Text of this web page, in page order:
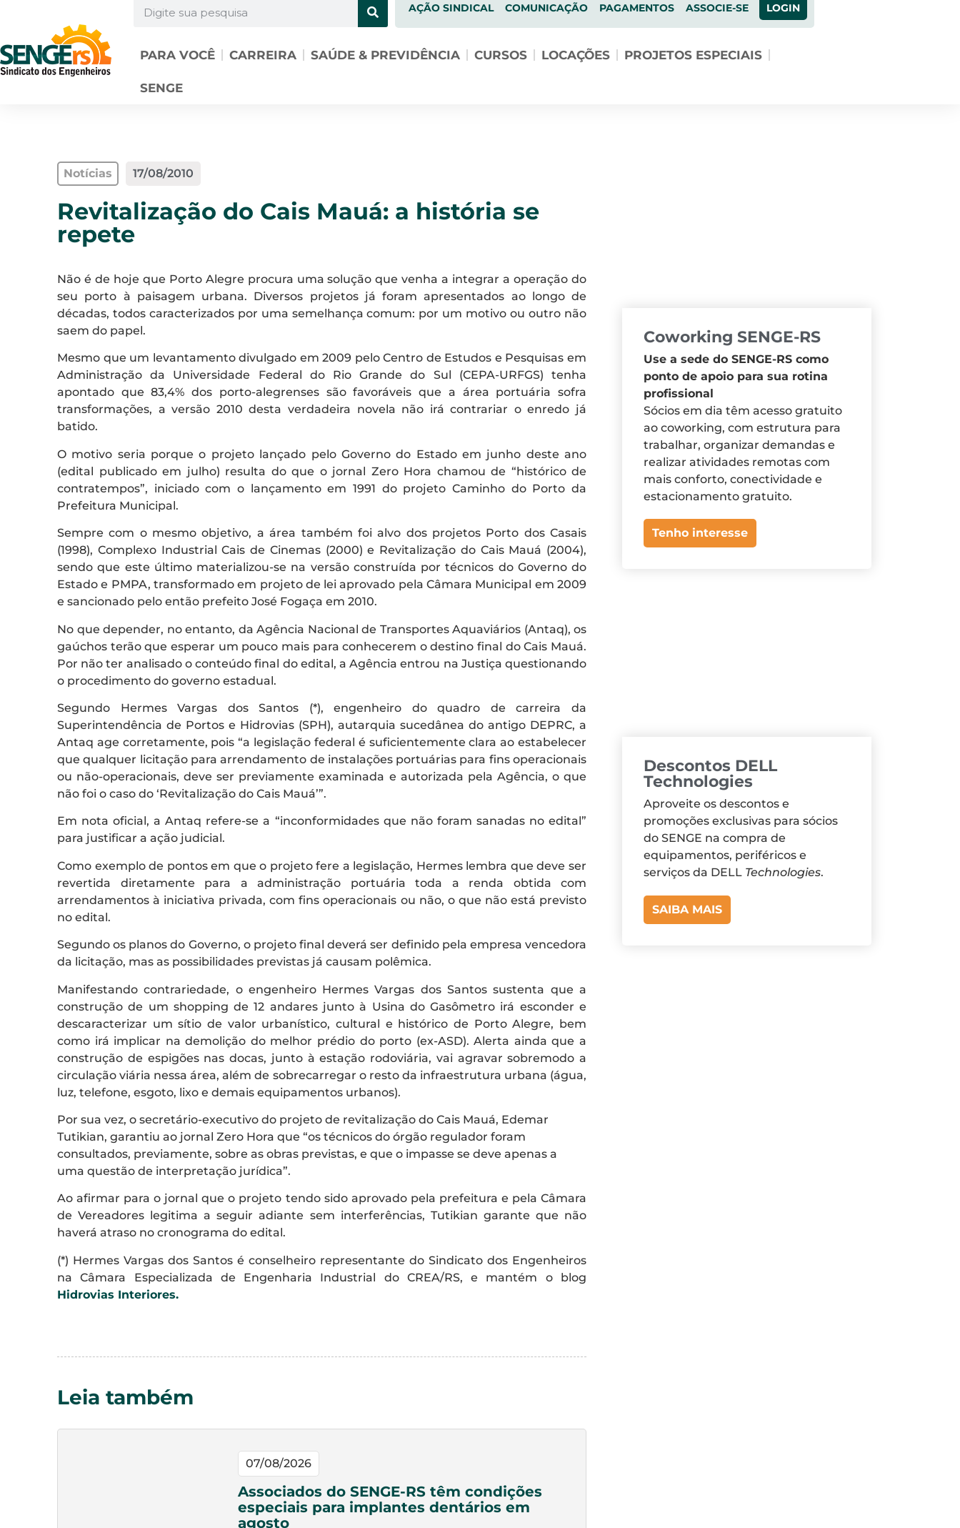
AÇÃO SINDICAL COMUNICAÇÃO PAGAMENTOS ASSOCIE-SE LOGIN
PARA VOCÊ CARREIRA SAÚDE & PREVIDÊNCIA CURSOS LOCAÇÕES PROJETOS ESPECIAIS
SENGE
Notícias 17/08/2010
Revitalização do Cais Mauá: a história se
repete
Não é de hoje que Porto Alegre procura uma solução que venha a integrar a operação do
seu porto à paisagem urbana. Diversos projetos já foram apresentados ao longo de
décadas, todos caracterizados por uma semelhança comum: por um motivo ou outro não
saem do papel.
Mesmo que um levantamento divulgado em 2009 pelo Centro de Estudos e Pesquisas em
Administração da Universidade Federal do Rio Grande do Sul (CEPA-URFGS) tenha
apontado que 83,4% dos porto-alegrenses são favoráveis que a área portuária sofra
transformações, a versão 2010 desta verdadeira novela não irá contrariar o enredo já
batido.
O motivo seria porque o projeto lançado pelo Governo do Estado em junho deste ano
(edital publicado em julho) resulta do que o jornal Zero Hora chamou de “histórico de
contratempos”, iniciado com o lançamento em 1991 do projeto Caminho do Porto da
Prefeitura Municipal.
Sempre com o mesmo objetivo, a área também foi alvo dos projetos Porto dos Casais
(1998), Complexo Industrial Cais de Cinemas (2000) e Revitalização do Cais Mauá (2004),
sendo que este último materializou-se na versão construída por técnicos do Governo do
Estado e PMPA, transformado em projeto de lei aprovado pela Câmara Municipal em 2009
e sancionado pelo então prefeito José Fogaça em 2010.
No que depender, no entanto, da Agência Nacional de Transportes Aquaviários (Antaq), os
gaúchos terão que esperar um pouco mais para conhecerem o destino final do Cais Mauá.
Por não ter analisado o conteúdo final do edital, a Agência entrou na Justiça questionando
o procedimento do governo estadual.
Segundo Hermes Vargas dos Santos (*), engenheiro do quadro de carreira da
Superintendência de Portos e Hidrovias (SPH), autarquia sucedânea do antigo DEPRC, a
Antaq age corretamente, pois “a legislação federal é suficientemente clara ao estabelecer
que qualquer licitação para arrendamento de instalações portuárias para fins operacionais
ou não-operacionais, deve ser previamente examinada e autorizada pela Agência, o que
não foi o caso do ‘Revitalização do Cais Mauá’”.
Em nota oficial, a Antaq refere-se a “inconformidades que não foram sanadas no edital”
para justificar a ação judicial.
Como exemplo de pontos em que o projeto fere a legislação, Hermes lembra que deve ser
revertida diretamente para a administração portuária toda a renda obtida com
arrendamentos à iniciativa privada, com fins operacionais ou não, o que não está previsto
no edital.
Segundo os planos do Governo, o projeto final deverá ser definido pela empresa vencedora
da licitação, mas as possibilidades previstas já causam polêmica.
Manifestando contrariedade, o engenheiro Hermes Vargas dos Santos sustenta que a
construção de um shopping de 12 andares junto à Usina do Gasômetro irá esconder e
descaracterizar um sítio de valor urbanístico, cultural e histórico de Porto Alegre, bem
como irá implicar na demolição do melhor prédio do porto (ex-ASD). Alerta ainda que a
construção de espigões nas docas, junto à estação rodoviária, vai agravar sobremodo a
circulação viária nessa área, além de sobrecarregar o resto da infraestrutura urbana (água,
luz, telefone, esgoto, lixo e demais equipamentos urbanos).
Por sua vez, o secretário-executivo do projeto de revitalização do Cais Mauá, Edemar
Tutikian, garantiu ao jornal Zero Hora que “os técnicos do órgão regulador foram
consultados, previamente, sobre as obras previstas, e que o impasse se deve apenas a
uma questão de interpretação jurídica”.
Ao afirmar para o jornal que o projeto tendo sido aprovado pela prefeitura e pela Câmara
de Vereadores legitima a seguir adiante sem interferências, Tutikian garante que não
haverá atraso no cronograma do edital.
(*) Hermes Vargas dos Santos é conselheiro representante do Sindicato dos Engenheiros
na Câmara Especializada de Engenharia Industrial do CREA/RS, e mantém o blog
Hidrovias Interiores.
Leia também
07/08/2026
Associados do SENGE-RS têm condições
especiais para implantes dentários em
agosto
Coworking SENGE-RS
Use a sede do SENGE-RS como
ponto de apoio para sua rotina
profissional
Sócios em dia têm acesso gratuito
ao coworking, com estrutura para
trabalhar, organizar demandas e
realizar atividades remotas com
mais conforto, conectividade e
estacionamento gratuito.
Tenho interesse
Descontos DELL
Technologies
Aproveite os descontos e
promoções exclusivas para sócios
do SENGE na compra de
equipamentos, periféricos e
serviços da DELL Technologies.
SAIBA MAIS